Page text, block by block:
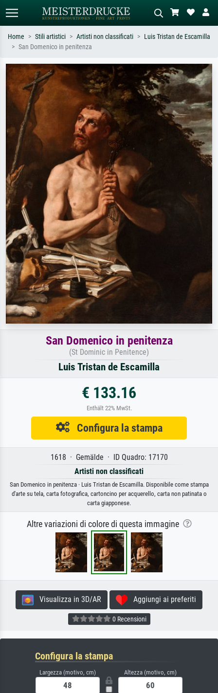
Cerca per artista, titolo o stile – es.
Monet, Notte stellata,
Impressionismo, onda di Hokusai,
Descrivi la scena – es. prato verde,
astratto con molto rosso, dipinto a
olio scuro, nudo in piedi vicino a un
albero.
Home Stili artistici Artisti non classificati
Luis Tristan de Escamilla
San Domenico in penitenza
San Domenico in penitenza
(St Dominic in Penitence)
Luis Tristan de Escamilla
€ 133.16
Enthält 22% MwSt.
Configura la stampa
1618 · Gemälde · ID Quadro: 17170
Artisti non classificati
San Domenico in penitenza · Luis Tristan de Escamilla. Disponibile come stampa
d'arte su tela, carta fotografica, cartoncino per acquerello, carta non patinata o
carta giapponese.
Altre variazioni di colore di questa immagine
Visualizza in 3D/AR Aggiungi ai preferiti
0 Recensioni
Configura la stampa
Largezza (motivo, cm) Altezza (motivo, cm)